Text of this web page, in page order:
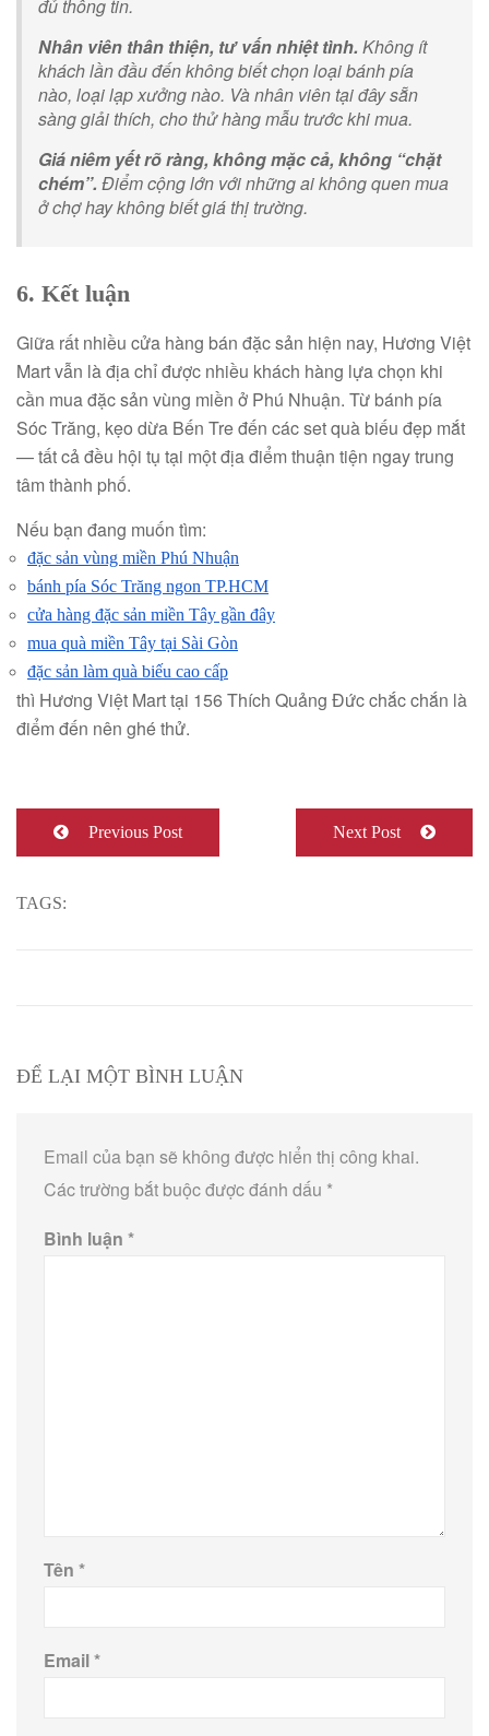
đủ thông tin.
Nhân viên thân thiện, tư vấn nhiệt tình. Không ít
khách lần đầu đến không biết chọn loại bánh pía
nào, loại lạp xưởng nào. Và nhân viên tại đây sẵn
sàng giải thích, cho thử hàng mẫu trước khi mua.
Giá niêm yết rõ ràng, không mặc cả, không “chặt
chém”. Điểm cộng lớn với những ai không quen mua
ở chợ hay không biết giá thị trường.
6. Kết luận
Giữa rất nhiều cửa hàng bán đặc sản hiện nay, Hương Việt
Martvẫn là địa chỉ được nhiều khách hàng lựa chọn khi
cần mua đặc sản vùng miền ở Phú Nhuận. Từ bánh pía
Sóc Trăng, kẹo dừa Bến Tre đến các set quà biếu đẹp mắt
— tất cả đều hội tụ tại một địa điểm thuận tiện ngay trung
tâm thành phố.
Nếu bạn đang muốn tìm:
đặc sản vùng miền Phú Nhuận
bánh pía Sóc Trăng ngon TP.HCM
cửa hàng đặc sản miền Tây gần đây
mua quà miền Tây tại Sài Gòn
đặc sản làm quà biếu cao cấp
thì Hương Việt Mart tại 156 Thích Quảng Đức chắc chắn là
điểm đến nên ghé thử.
Previous Post Next Post
TAGS:
ĐỂ LẠI MỘT BÌNH LUẬN
Email của bạn sẽ không được hiển thị công khai.
Các trường bắt buộc được đánh dấu *
Bình luận *
Tên *
Email*